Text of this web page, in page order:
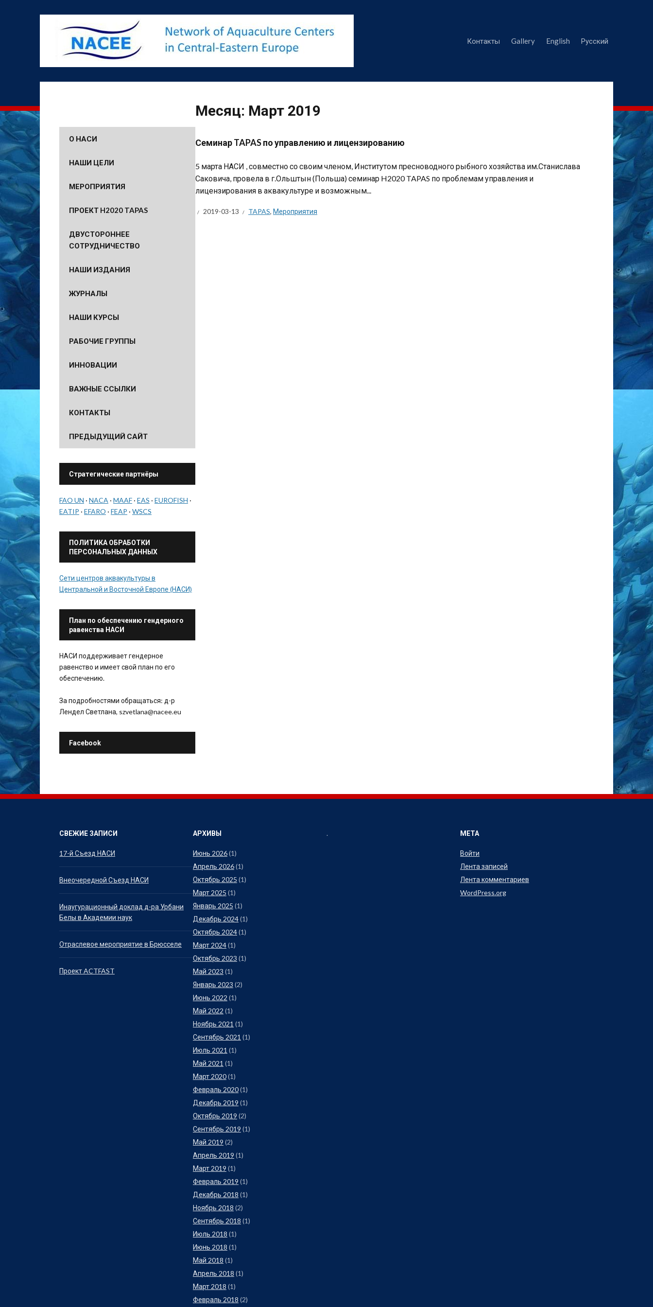
Контакты Gallery English Русский
Месяц: Март 2019
Семинар TAPAS по управлению и лицензированию
5 марта НАСИ , совместно со своим членом, Институтом пресноводного рыбного хозяйства им.Станислава
Саковича, провела в г.Ольштын (Польша) семинар H2020 TAPAS по проблемам управления и
лицензирования в аквакультуре и возможным...
2019-03-13 TAPAS, Мероприятия
О НАСИ
НАШИ ЦЕЛИ
МЕРОПРИЯТИЯ
ПРОЕКТ H2020 TAPAS
ДВУСТОРОННЕЕ
СОТРУДНИЧЕСТВО
НАШИ ИЗДАНИЯ
ЖУРНАЛЫ
НАШИ КУРСЫ
РАБОЧИЕ ГРУППЫ
ИННОВАЦИИ
ВАЖНЫЕ ССЫЛКИ
КОНТАКТЫ
ПРЕДЫДУЩИЙ САЙТ
Стратегические партнёры
FAO UN · NACA · MAAF · EAS · EUROFISH ·
EATIP · EFARO · FEAP · WSCS
ПОЛИТИКА ОБРАБОТКИ
ПЕРСОНАЛЬНЫХ ДАННЫХ
Сети центров аквакультуры в
Центральной и Восточной Европе (НАСИ)
План по обеспечению гендерного
равенства НАСИ
НАСИ поддерживает гендерное
равенство и имеет свой план по его
обеспечению.
За подробностями обращаться: д-р
Лендел Светлана, szvetlana@nacee.eu
Facebook
СВЕЖИЕ ЗАПИСИ
17-й Съезд НАСИ
Внеочередной Съезд НАСИ
Инаугурационный доклад д-ра Урбани
Белы в Академии наук
Отраслевое мероприятие в Брюсселе
Проект ACTFAST
АРХИВЫ
Июнь 2026(1)
Апрель 2026(1)
Октябрь 2025 (1)
Март 2025 (1)
Январь 2025 (1)
Декабрь 2024(1)
Октябрь 2024(1)
Март 2024(1)
Октябрь 2023 (1)
Май 2023 (1)
Январь 2023 (2)
Июнь 2022 (1)
Май 2022 (1)
Ноябрь 2021 (1)
Сентябрь 2021 (1)
Июль 2021 (1)
Май 2021 (1)
Март 2020(1)
Февраль 2020(1)
Декабрь 2019 (1)
Октябрь 2019 (2)
Сентябрь 2019 (1)
Май 2019 (2)
Апрель 2019 (1)
Март 2019 (1)
Февраль 2019 (1)
Декабрь 2018 (1)
Ноябрь 2018 (2)
Сентябрь 2018 (1)
Июль 2018 (1)
Июнь 2018 (1)
Май 2018 (1)
Апрель 2018 (1)
Март 2018 (1)
Февраль 2018 (2)
. МЕТА
Войти
Лента записей
Лента комментариев
WordPress.org